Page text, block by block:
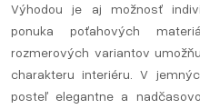
Výhodou je aj možnosť
ponuka poťahových
rozmerových variantov
charakteru interiéru. V
posteľ elegantne a